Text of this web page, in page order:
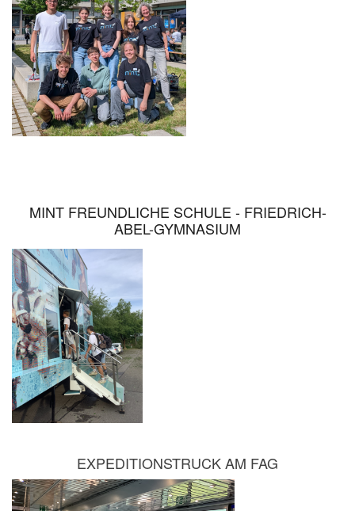
HERAUSFORDERUNGEN
MINT FREUNDLICHE SCHULE - FRIEDRICH-
ABEL-GYMNASIUM
EXPEDITIONSTRUCK AM FAG